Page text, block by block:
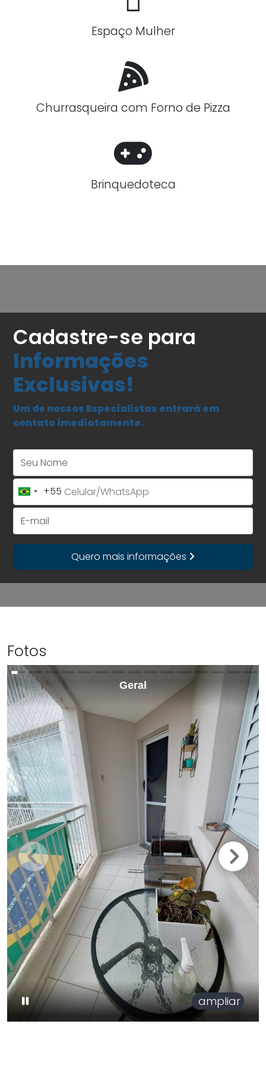
Espaço Mulher
Churrasqueira com Forno de Pizza
Brinquedoteca
Cadastre-se para
Informações
Exclusivas!
Um de nossos Especialistas entrará em
contato imediatamente.
Brazil
+55
+55
Quero mais informações
Fotos
Geral
ampliar